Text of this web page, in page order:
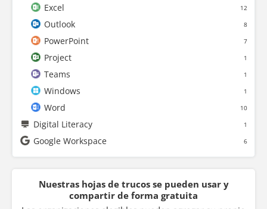
Excel 12
Outlook 8
PowerPoint 7
Project 1
Teams 1
Windows 1
Word 10
Digital Literacy 1
Google Workspace 6
Nuestras hojas de trucos se pueden usar y
compartir de forma gratuita